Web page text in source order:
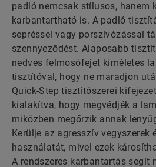
padló nemcsak stílusos, hanem
karbantartható is. A padló
sepréssel vagy porszívózással
szennyeződést. Alaposabb
nedves felmosófejet kíméletes
tisztítóval, hogy ne maradjon
Quick-Step tisztítószerei
kialakítva, hogy megvédjék a
miközben megőrzik annak
Kerülje az agresszív vegyszerek
használatát, mivel ezek
A rendszeres karbantartás segít